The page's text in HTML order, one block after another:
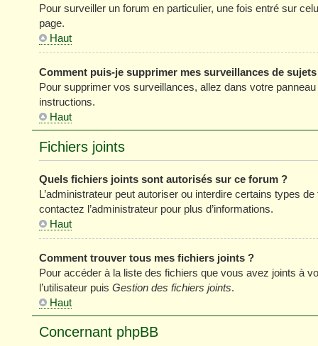
Pour surveiller un forum en particulier, une fois entré sur
page.
Haut
Comment puis-je supprimer mes surveillances de
Pour supprimer vos surveillances, allez dans votre
instructions.
Haut
Fichiers joints
Quels fichiers joints sont autorisés sur ce forum ?
L’administrateur peut autoriser ou interdire certains types
contactez l’administrateur pour plus d’informations.
Haut
Comment trouver tous mes fichiers joints ?
Pour accéder à la liste des fichiers que vous avez joints à
l’utilisateur puis Gestion des fichiers joints.
Haut
Concernant phpBB